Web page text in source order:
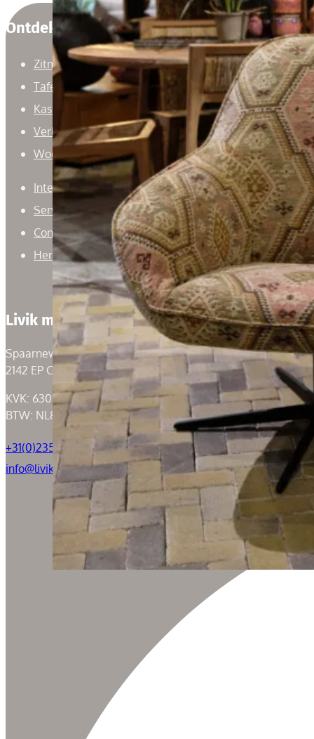
Ontdek
Zitmeubelen
Tafels
Kasten
Verlichting
Woonaccessoires
Interieuradvies
Service
Contact
Herroepingsrecht
Livik meubelen
Spaarneweg 59
2142 EP Cruquius
KVK: 63004526
BTW: NL855050184B01
+31(0)235294739
info@livik.nl